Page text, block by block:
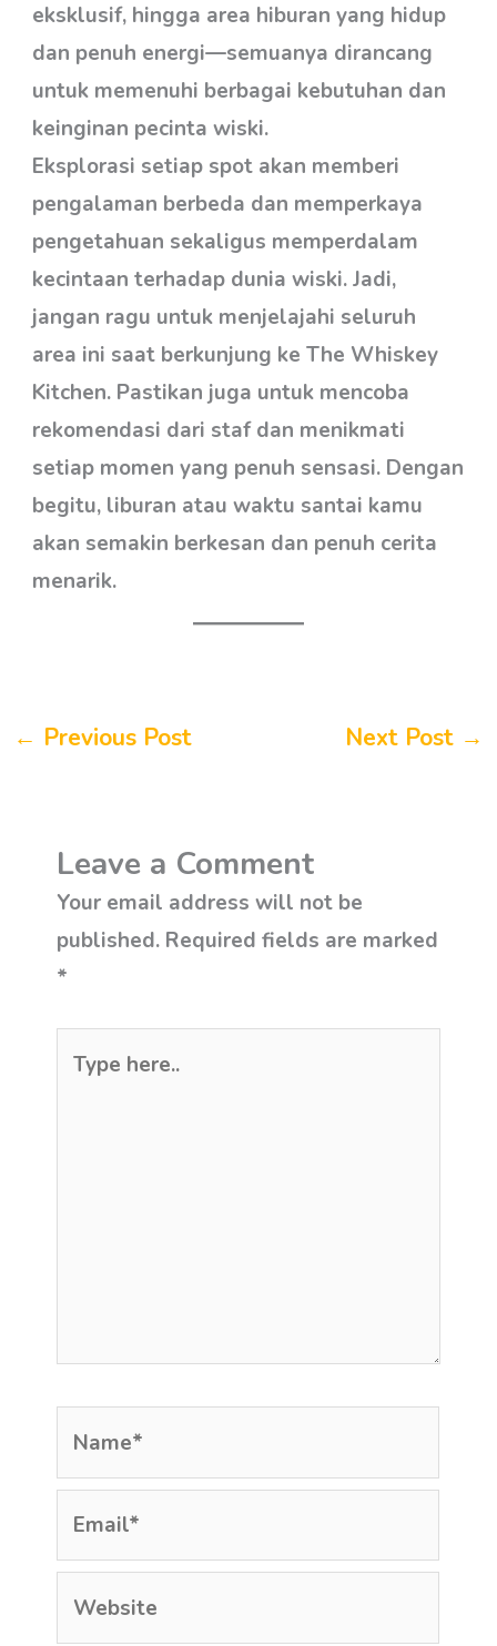
eksklusif, hingga area hiburan yang hidup
dan penuh energi—semuanya dirancang
untuk memenuhi berbagai kebutuhan dan
keinginan pecinta wiski.
Eksplorasi setiap spot akan memberi
pengalaman berbeda dan memperkaya
pengetahuan sekaligus memperdalam
kecintaan terhadap dunia wiski. Jadi,
jangan ragu untuk menjelajahi seluruh
area ini saat berkunjung ke The Whiskey
Kitchen. Pastikan juga untuk mencoba
rekomendasi dari staf dan menikmati
setiap momen yang penuh sensasi. Dengan
begitu, liburan atau waktu santai kamu
akan semakin berkesan dan penuh cerita
menarik.
← Previous Post Next Post →
Leave a Comment
Your email address will not be
published. Required fields are marked
*
here..